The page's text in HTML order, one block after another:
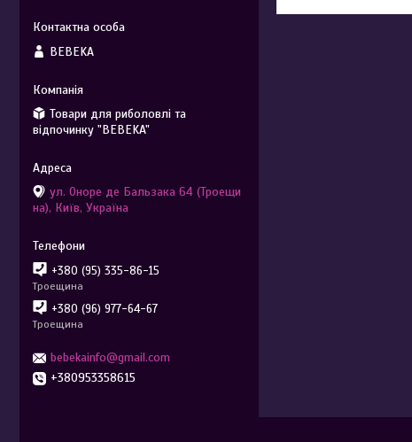
BEBEKA
Товари для риболовлі та
відпочинку "BEBEKA"
ул. Оноре де Бальзака 64 (Троещи
на), Київ, Україна
+380 (95) 335-86-15
Троещина
+380 (96) 977-64-67
Троещина
bebekainfo@gmail.com
+380953358615